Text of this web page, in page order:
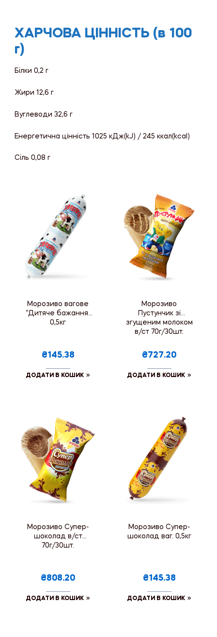
ХАРЧОВА ЦІННІСТЬ (в 100
г)
Білки 0,2 г
Жири 12,6 г
Вуглеводи 32,6 г
Енергетична цінність 1025 кДж(kJ) / 245 ккал(kcal)
Сіль 0,08 г
Морозиво вагове
“Дитяче бажання”
0,5кг
₴145.38
ДОДАТИ В КОШИК
Морозиво
Пустунчик зі
згущеним молоком
в/ст 70г/30шт.
₴727.20
ДОДАТИ В КОШИК
Морозиво Супер-
шоколад в/ст
70г/30шт.
₴808.20
ДОДАТИ В КОШИК
Морозиво Супер-
шоколад ваг. 0,5кг
₴145.38
ДОДАТИ В КОШИК